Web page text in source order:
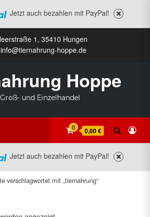
Jetzt auch bezahlen mit PayPal!
1, 35410 Hungen
info@tiernahrung-hoppe.de
Hoppe
Groß- und Einzelhandel
0 0,00 €
Jetzt auch bezahlen mit PayPal!
verschlagwortet mit „tiernahrung“